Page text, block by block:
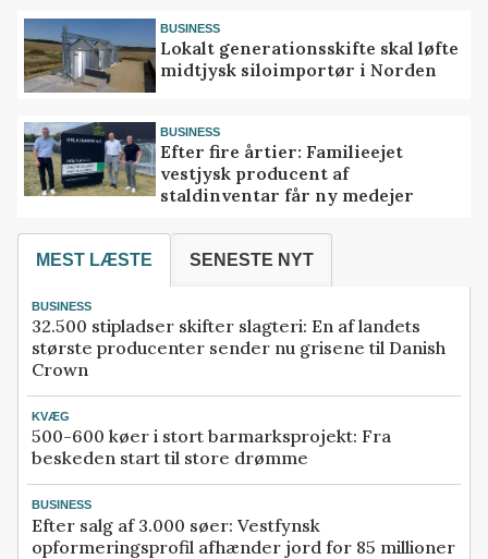
BUSINESS
Lokalt generationsskifte skal løfte
midtjysk siloimportør i Norden
BUSINESS
Efter fire årtier: Familieejet
vestjysk producent af
staldinventar får ny medejer
MEST LÆSTE SENESTE NYT
BUSINESS
32.500 stipladser skifter slagteri: En af landets
største producenter sender nu grisene til Danish
Crown
KVÆG
500-600 køer i stort barmarksprojekt: Fra
beskeden start til store drømme
BUSINESS
Efter salg af 3.000 søer: Vestfynsk
opformeringsprofil afhænder jord for 85 millioner